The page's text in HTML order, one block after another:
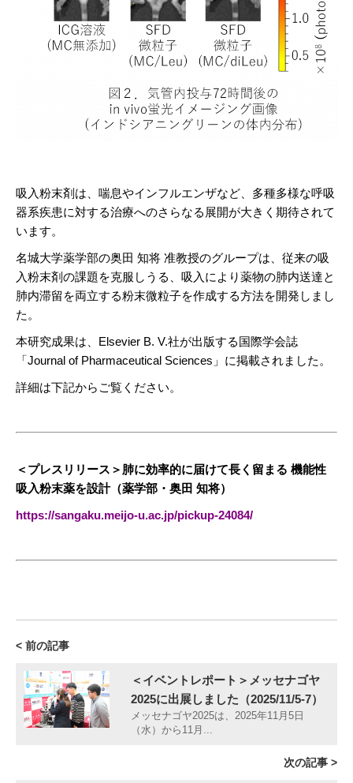
吸入粉末剤は、喘息やインフルエンザなど、多種多様な呼吸
器系疾患に対する治療へのさらなる展開が大きく期待されて
います。
名城大学薬学部の奥田 知将 准教授のグループは、従来の吸
入粉末剤の課題を克服しうる、吸入により薬物の肺内送達と
肺内滞留を両立する粉末微粒子を作成する方法を開発しまし
た。
本研究成果は、Elsevier B. V.社が出版する国際学会誌
「Journal of Pharmaceutical Sciences」に掲載されました。
詳細は下記からご覧ください。
＜プレスリリース＞肺に効率的に届けて長く留まる 機能性
吸入粉末薬を設計（薬学部・奥田 知将）
https://sangaku.meijo-u.ac.jp/pickup-24084/
< 前の記事
＜イベントレポート＞メッセナゴヤ
2025に出展しました（2025/11/5-7）
メッセナゴヤ2025は、2025年11月5日
（水）から11月...
次の記事 >